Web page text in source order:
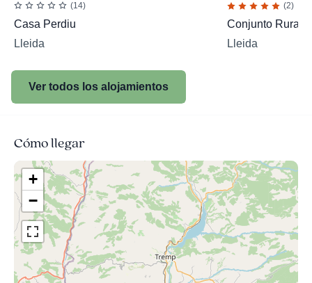
(14)
Casa Perdiu
Lleida
(2)
Conjunto Rural
Lleida
Ver todos los alojamientos
Cómo llegar
+
−